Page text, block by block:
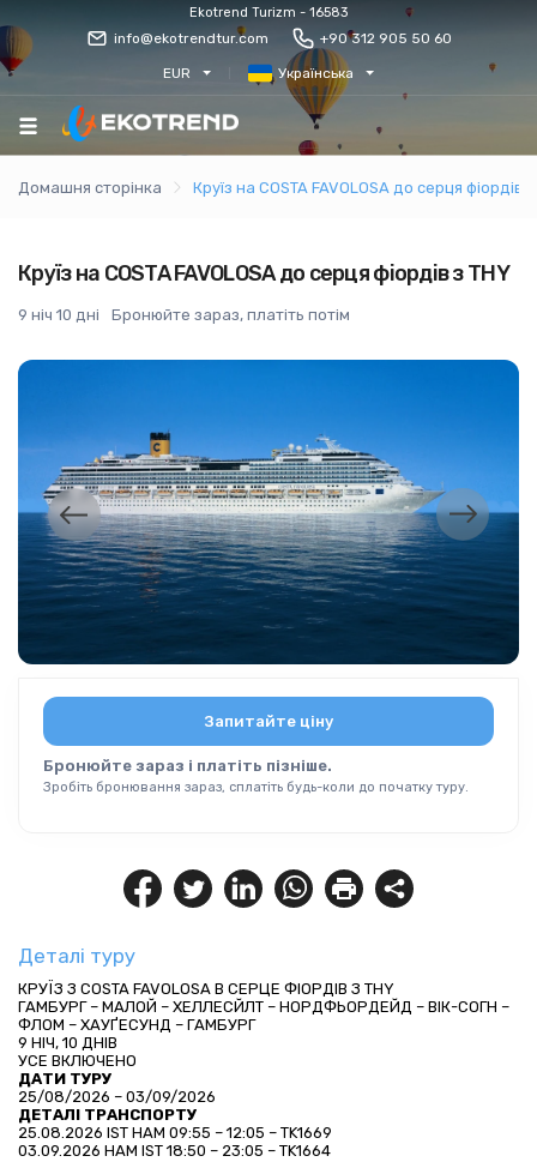
Ekotrend Turizm - 16583
info@ekotrendtur.com +90 312 905 50 60
EUR Українська
Домашня сторінка Круїз на COSTA FAVOLOSA до серця фіордів
Деталі туру
КРУЇЗ З COSTA FAVOLOSA В СЕРЦЕ ФІОРДІВ З THY
ГАМБУРГ – МАЛОЙ – ХЕЛЛЕСЙЛТ – НОРДФЬОРДЕЙД – ВІК-СОГН –
ФЛОМ – ХАУҐЕСУНД – ГАМБУРГ
9 НІЧ, 10 ДНІВ
УСЕ ВКЛЮЧЕНО
ДАТИ ТУРУ
25/08/2026 – 03/09/2026
ДЕТАЛІ ТРАНСПОРТУ
25.08.2026 IST HAM 09:55 – 12:05 – TK1669
03.09.2026 HAM IST 18:50 – 23:05 – TK1664
Круїз на COSTA FAVOLOSA до серця фіордів з THY
9 ніч 10 дні Бронюйте зараз, платіть потім
Запитайте ціну
Бронюйте зараз і платіть пізніше.
Зробіть бронювання зараз, сплатіть будь-коли до початку туру.